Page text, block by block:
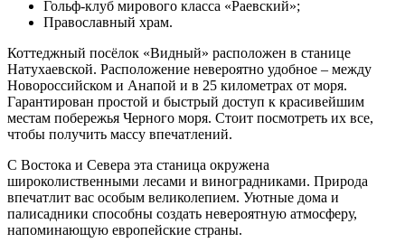
Гольф-клуб мирового класса «Раевский»;
Православный храм.
Коттеджный посёлок «Видный» расположен в станице
Натухаевской. Расположение невероятно удобное – между
Новороссийском и Анапой и в 25 километрах от моря.
Гарантирован простой и быстрый доступ к красивейшим
местам побережья Черного моря. Стоит посмотреть их все,
чтобы получить массу впечатлений.
С Востока и Севера эта станица окружена
широколиственными лесами и виноградниками. Природа
впечатлит вас особым великолепием. Уютные дома и
палисадники способны создать невероятную атмосферу,
напоминающую европейские страны.